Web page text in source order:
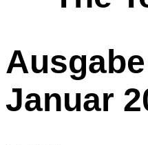
Januar